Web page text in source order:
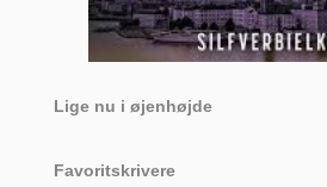
Lige nu i øjenhøjde
Favoritskrivere